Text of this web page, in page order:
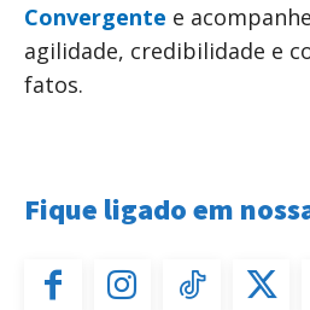
Convergente e
agilidade, credibilidade e
fatos.
Fique ligado em